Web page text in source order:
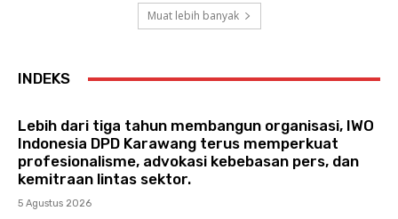
Muat lebih banyak
INDEKS
Lebih dari tiga tahun membangun organisasi, IWO
Indonesia DPD Karawang terus memperkuat
profesionalisme, advokasi kebebasan pers, dan
kemitraan lintas sektor.
5 Agustus 2026